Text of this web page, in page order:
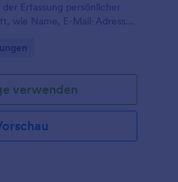
Erfassung persönlicher
wie Name, E-Mail-Adresse,
verwenden